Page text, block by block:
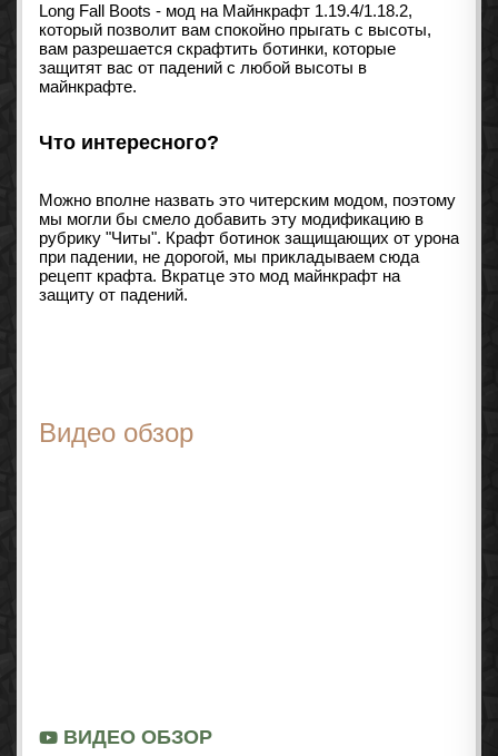
Long Fall Boots - мод на Майнкрафт 1.19.4/1.18.2,
который позволит вам спокойно прыгать с высоты,
вам разрешается скрафтить ботинки, которые
защитят вас от падений с любой высоты в
майнкрафте.
Что интересного?
Можно вполне назвать это читерским модом, поэтому
мы могли бы смело добавить эту модификацию в
рубрику "Читы". Крафт ботинок защищающих от урона
при падении, не дорогой, мы прикладываем сюда
рецепт крафта. Вкратце это мод майнкрафт на
защиту от падений.
Видео обзор
ВИДЕО ОБЗОР